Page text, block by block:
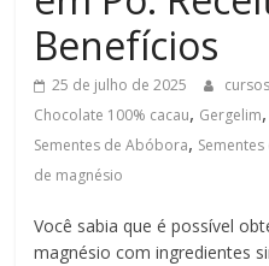
Benefícios
25 de julho de 2025
Chocolate 100% cacau, Gergelim,
Sementes de Abóbora,
de magnésio
Você sabia que é possível
magnésio com ingredientes